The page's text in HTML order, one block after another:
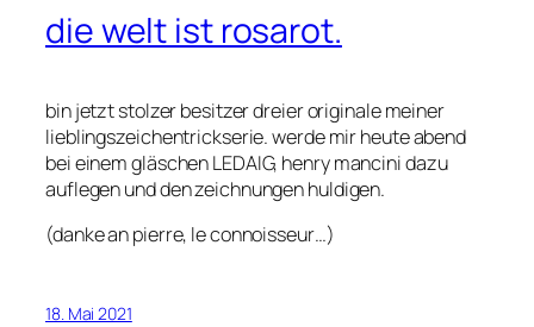
die welt ist rosarot.
bin jetzt stolzer besitzer dreier originale meiner
lieblingszeichentrickserie. werde mir heute abend
bei einem gläschen LEDAIG, henry mancini dazu
auflegen und den zeichnungen huldigen.
(danke an pierre, le connoisseur…)
18. Mai 2021